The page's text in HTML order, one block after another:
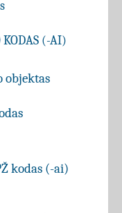
KODAS (-AI)
kodas (-ai)